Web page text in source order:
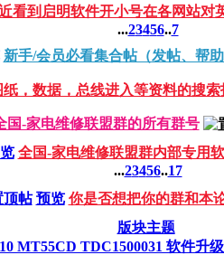
看到启明软件开小号在各网站对
...23456..7
新手/会员必看集合帖（发帖、帮
纸，数据，总线进入等资料的搜索
国-家电维修联盟群的所有群号
全国-家电维修联盟群内部专用
...23456..17
顶帖 预览 你是否想把你的群和本
版块主题
MT55CD TDC1500031 软件升